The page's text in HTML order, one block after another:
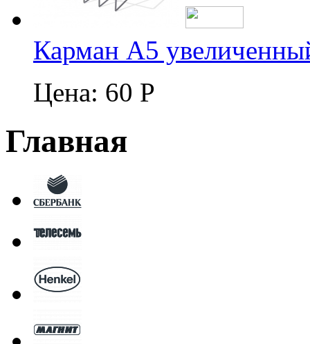
Карман А5
Цена: 60 Р
Главная